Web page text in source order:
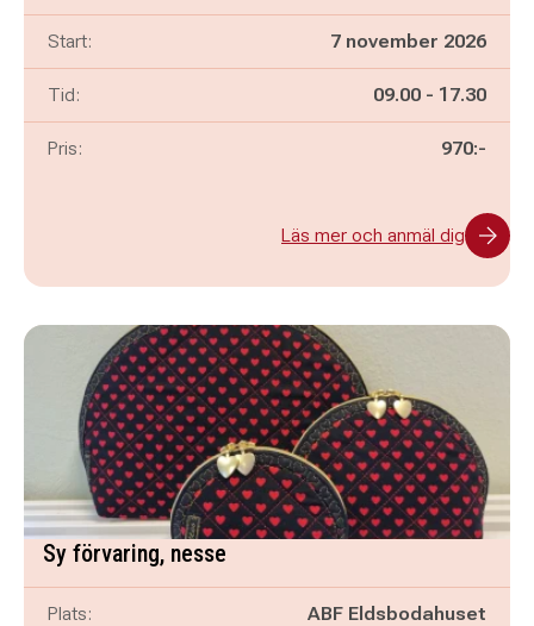
Start: 7 november 2026
Tid: Pågår mellan
09.00 - och
17.30
Pris: 970:-
Läs mer och anmäl dig
Sy förvaring, nesse
Plats:
ABF Eldsbodahuset